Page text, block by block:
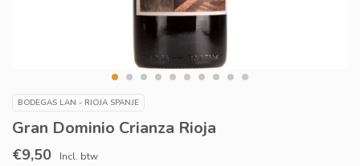
BODEGAS LAN - RIOJA SPANJE
Gran Dominio Crianza Rioja
€9,50 Incl. btw